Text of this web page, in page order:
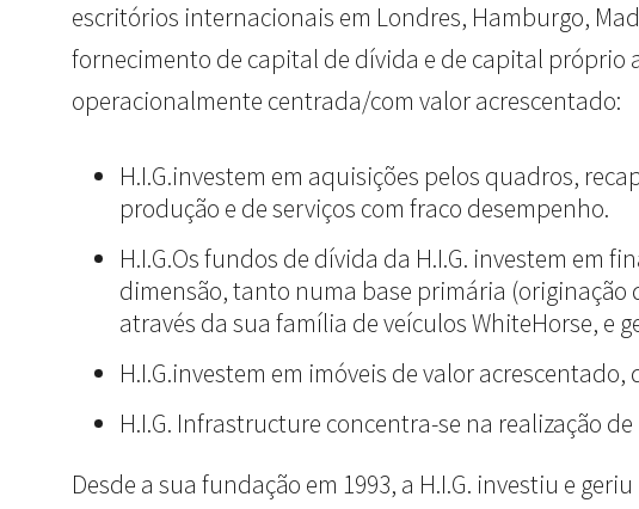
escritórios internacionais em Londres, Hamburgo,
fornecimento de capital de dívida e de capital próprio
operacionalmente centrada/com valor acrescentado:
H.I.G.investem em aquisições pelos quadros,
produção e de serviços com fraco desempenho.
H.I.G.Os fundos de dívida da H.I.G. investem em
dimensão, tanto numa base primária (originação
através da sua família de veículos WhiteHorse, e
H.I.G.investem em imóveis de valor
H.I.G. Infrastructure concentra-se na realização
Desde a sua fundação em 1993, a H.I.G. investiu e